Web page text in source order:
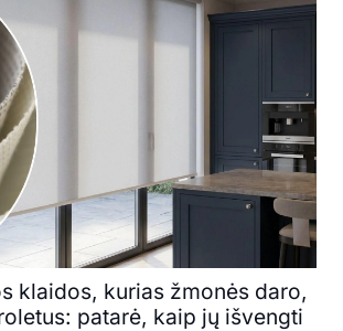
klaidos, kurias žmonės daro,
patarė, kaip jų išvengti